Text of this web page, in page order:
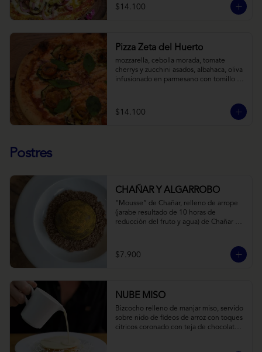
$14.100
Pizza Zeta del Huerto
mozzarella, cebolla morada, tomate
cherrys y zucchini asados, albahaca, oliva
infusionado en parmesano con tomillo y
$14.100
Postres
CHAÑAR Y ALGARROBO
"Mousse” de Chañar, relleno de arrope
(jarabe resultado de 10 horas de
reducción del fruto y agua) de Chañar
amargo y cúrcuma, sobre una tierra de
harina de Algarrobo y nueces.
$7.900
NUBE MISO
Bizcocho relleno de manjar miso, servido
sobre nido de fideos de arroz con toques
citricos coronado con teja de chocolate